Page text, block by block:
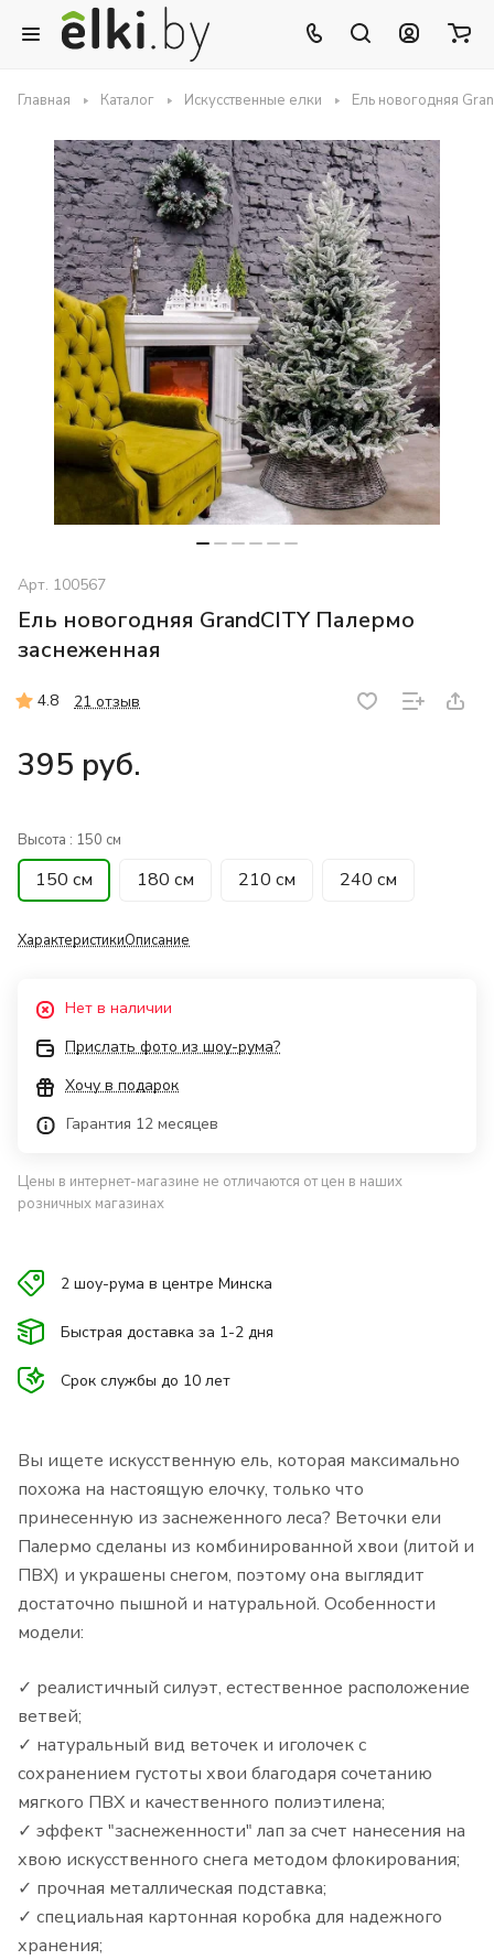
Главная Каталог Искусственные елки Ель новогодняя
Арт. 100567
Ель новогодняя GrandCITY Палермо
заснеженная
4.8 21 отзыв
395 руб.
Высота : 150 см
150 см 180 см 210 см 240 см
ХарактеристикиОписание
Нет в наличии
Прислать фото из шоу-рума?
Хочу в подарок
Гарантия 12 месяцев
Цены в интернет-магазине не отличаются от цен в наших
розничных магазинах
2 шоу-рума в центре Минска
Быстрая доставка за 1-2 дня
Срок службы до 10 лет
Вы ищете искусственную ель, которая максимально
похожа на настоящую елочку, только что
принесенную из заснеженного леса? Веточки ели
Палермо сделаны из комбинированной хвои (литой и
ПВХ) и украшены снегом, поэтому она выглядит
достаточно пышной и натуральной. Особенности
модели:
✓ реалистичный силуэт, естественное расположение
ветвей;
✓ натуральный вид веточек и иголочек с
сохранением густоты хвои благодаря сочетанию
мягкого ПВХ и качественного полиэтилена;
✓ эффект "заснеженности" лап за счет нанесения на
хвою искусственного снега методом флокирования;
✓ прочная металлическая подставка;
✓ специальная картонная коробка для надежного
хранения;